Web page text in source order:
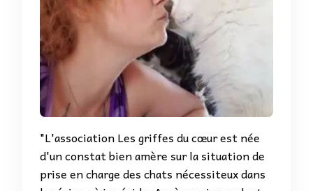
"L'association Les griffes du cœur est née
d'un constat bien amère sur la situation de
prise en charge des chats nécessiteux dans